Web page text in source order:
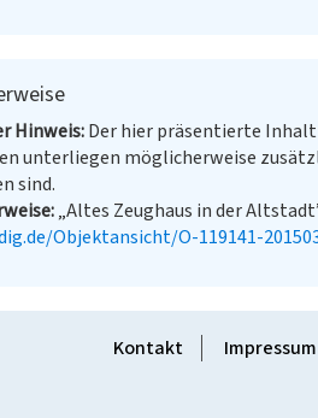
Hinweis Der hier präsentierte
unterliegen möglicherweise
sind.
„Altes Zeughaus in der
Objektansicht/O-119141-
Kontakt Impressum